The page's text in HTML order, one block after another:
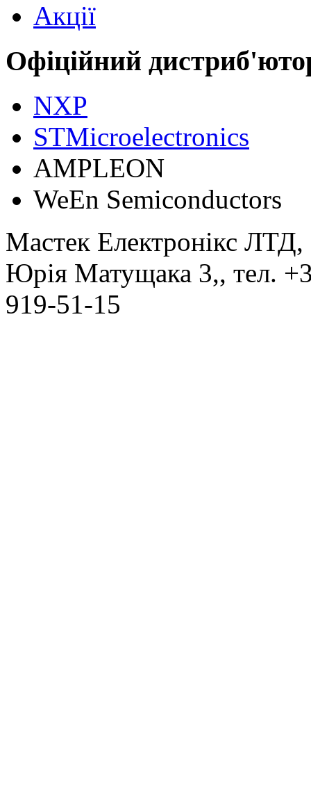
Акції
Офіційний
NXP
STMicroelectronics
АMPLEON
WeEn Semiconductors
Мастек Електронікс ЛТД,
Юрія Матущака 3,, тел.
919-51-15